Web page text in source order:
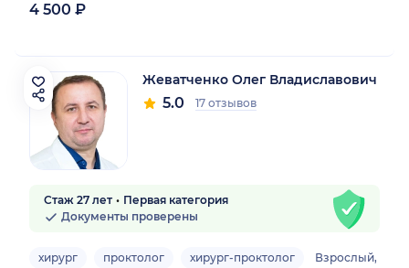
4 500 ₽
Жеватченко Олег Владиславович
5.0 17 отзывов
Стаж 27 лет
Первая категория
Документы проверены
хирург проктолог хирург-проктолог Взрослый,